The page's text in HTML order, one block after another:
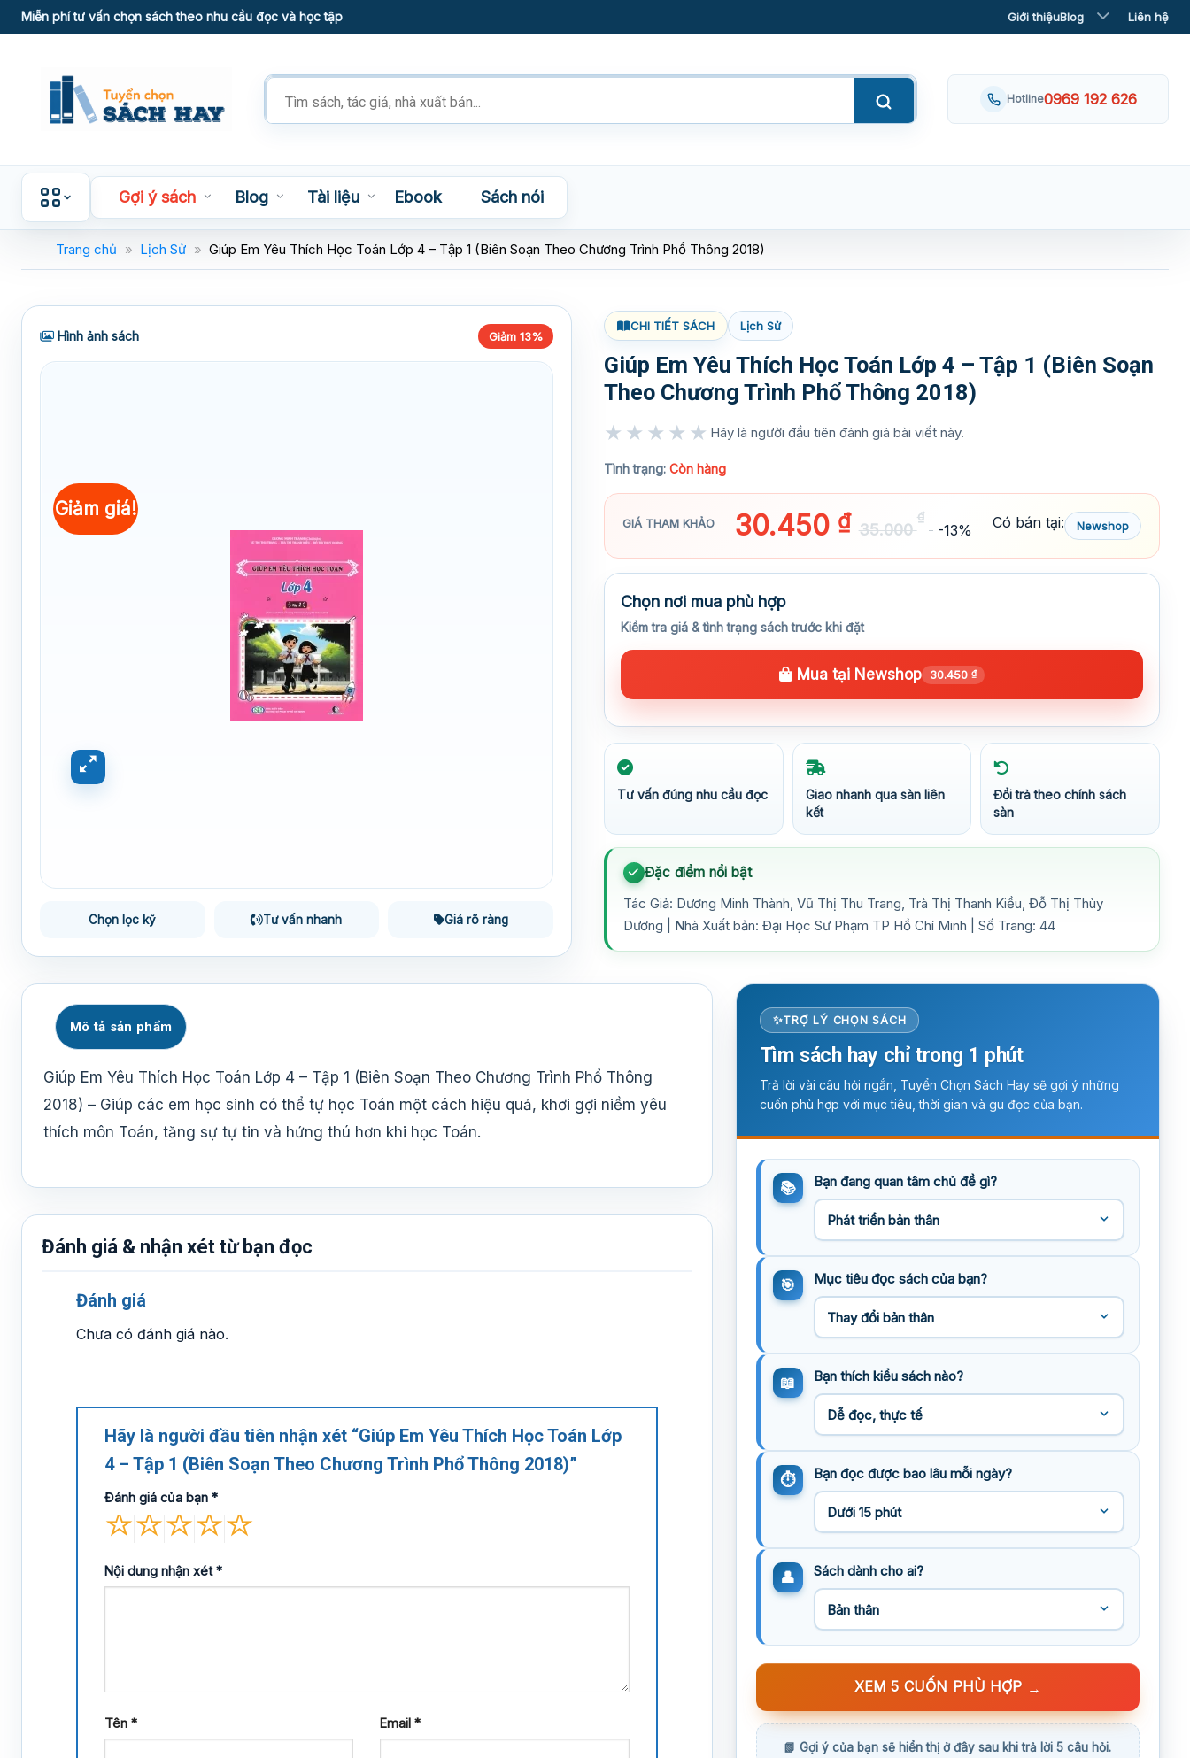
Skip
to
Miễn phí tư vấn chọn sách theo nhu cầu đọc và học tập Giới thiệuBlog Liên hệ
Tìm
kiếm
phẩm
Hotline0969 192 626
Gợi ý sách Blog Tài liệu Ebook Sách nói
Trang chủ » Lịch Sử » Giúp Em Yêu Thích Học Toán Lớp 4 – Tập 1 (Biên Soạn Theo Chương Trình Phổ Thông 2018)
Hình ảnh sách Giảm 13%
Giảm giá!
Chọn lọc kỹ Tư vấn nhanh Giá rõ ràng
CHI TIẾT SÁCH Lịch Sử
Giúp Em Yêu Thích Học Toán Lớp 4 – Tập 1 (Biên Soạn
Theo Chương Trình Phổ Thông 2018)
★★★★★ Hãy là người đầu tiên đánh giá bài viết này.
Tình trạng: Còn hàng
GIÁ THAM KHẢO 30.450 ₫ 35.000
₫
-13% Có bán tại: Newshop
Chọn nơi mua phù hợp
Kiểm tra giá & tình trạng sách trước khi đặt
Mua tại Newshop 30.450 ₫
Tư vấn đúng nhu cầu đọc
Giao nhanh qua sàn liên
kết
Đổi trả theo chính sách
sàn
Đặc điểm nổi bật
Tác Giả: Dương Minh Thành, Vũ Thị Thu Trang, Trà Thị Thanh Kiều, Đỗ Thị Thùy
Dương | Nhà Xuất bản: Đại Học Sư Phạm TP Hồ Chí Minh | Số Trang: 44
Mô tả sản phẩm
Giúp Em Yêu Thích Học Toán Lớp 4 – Tập 1 (Biên Soạn Theo Chương Trình Phổ Thông
2018) – Giúp các em học sinh có thể tự học Toán một cách hiệu quả, khơi gợi niềm yêu
thích môn Toán, tăng sự tự tin và hứng thú hơn khi học Toán.
Đánh giá & nhận xét từ bạn đọc
Đánh giá
Chưa có đánh giá nào.
Hãy là người đầu tiên nhận xét “Giúp Em Yêu Thích Học Toán Lớp
4 – Tập 1 (Biên Soạn Theo Chương Trình Phổ Thông 2018)”
Đánh giá của bạn *
Nội dung nhận xét*
Tên * Email*
TRỢ LÝ CHỌN SÁCH
Tìm sách hay chỉ trong 1 phút
Trả lời vài câu hỏi ngắn, Tuyển Chọn Sách Hay sẽ gợi ý những
cuốn phù hợp với mục tiêu, thời gian và gu đọc của bạn.
Bạn đang quan tâm chủ đề gì?
Mục tiêu đọc sách của bạn?
Bạn thích kiểu sách nào?
Bạn đọc được bao lâu mỗi ngày?
Sách dành cho ai?
XEM 5 CUỐN PHÙ HỢP →